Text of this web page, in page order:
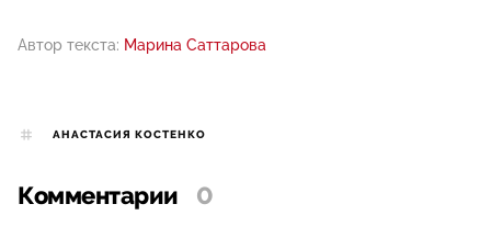
Автор текста: Марина Саттарова
АНАСТАСИЯ КОСТЕНКО
Комментарии 0